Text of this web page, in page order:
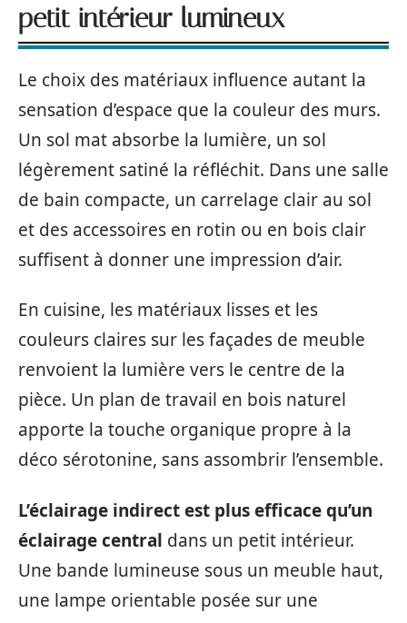
petit intérieur lumineux
Le choix des matériaux influence autant la
sensation d’espace que la couleur des murs.
Un sol mat absorbe la lumière, un sol
légèrement satiné la réfléchit. Dans une salle
de bain compacte, un carrelage clair au sol
et des accessoires en rotin ou en bois clair
suffisent à donner une impression d’air.
En cuisine, les matériaux lisses et les
couleurs claires sur les façades de meuble
renvoient la lumière vers le centre de la
pièce. Un plan de travail en bois naturel
apporte la touche organique propre à la
déco sérotonine, sans assombrir l’ensemble.
L’éclairage indirect est plus efficace qu’un
éclairage central dans un petit intérieur.
Une bande lumineuse sous un meuble haut,
une lampe orientable posée sur une